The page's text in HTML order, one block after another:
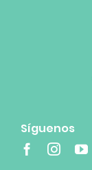
Síguenos